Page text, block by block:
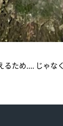
ため.... じゃ